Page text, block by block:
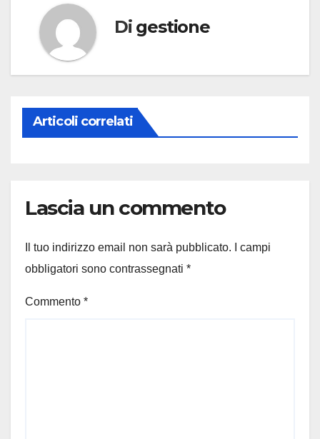
Di gestione
Articoli correlati
Lascia un commento
Il tuo indirizzo email non sarà pubblicato.
I campi
obbligatori sono contrassegnati *
Commento *